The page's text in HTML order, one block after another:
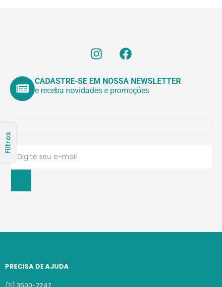
Filtros
CADASTRE-SE EM NOSSA NEWSLETTER
e receba novidades e promoções
PRECISA DE AJUDA